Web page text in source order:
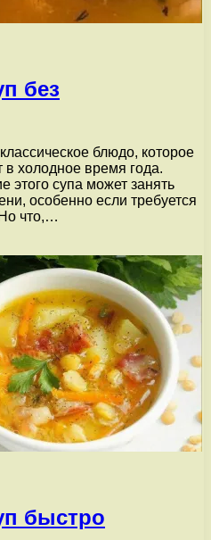
без
блюдо, которое
в холодное время года.
этого супа может занять
особенно если требуется
что,…
быстро